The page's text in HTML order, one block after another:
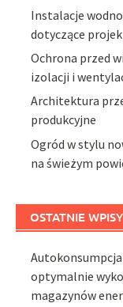
Instalacje
dotyczące
Ochrona przed
izolacji i
Architektura
produkcyjne
Ogród w stylu
na świeżym
OSTATNIE WPISY
optymalnie
magazynów